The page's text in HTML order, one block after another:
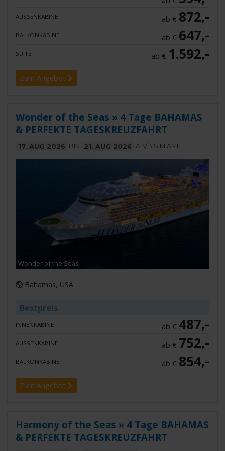
AUSSENKABINE ab € 872,-
BALKONKABINE ab € 647,-
SUITE ab € 1.592,-
Zum Angebot
Wonder of the Seas » 4 Tage BAHAMAS
& PERFEKTE TAGESKREUZFAHRT
17. AUG 2026 BIS 21. AUG 2026 AB/BIS MIAMI
Wonder of the Seas
Bahamas, USA
Bestpreis
INNENKABINE ab € 487,-
AUSSENKABINE ab € 752,-
BALKONKABINE ab € 854,-
Zum Angebot
Harmony of the Seas » 4 Tage BAHAMAS
& PERFEKTE TAGESKREUZFAHRT